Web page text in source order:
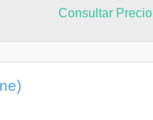
Consultar Precio